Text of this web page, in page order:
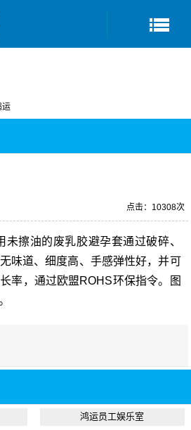
运
点击：10308次
未擦油的废乳胶避孕套通过破碎、
味道、细度高、手感弹性好，并可
率，通过欧盟ROHS环保指令。图
鸿运员工娱乐室